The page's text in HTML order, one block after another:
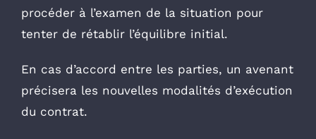
procéder à l’examen de la situation pour
tenter de rétablir l’équilibre initial.
En cas d’accord entre les parties, un avenant
précisera les nouvelles modalités d’exécution
du contrat.